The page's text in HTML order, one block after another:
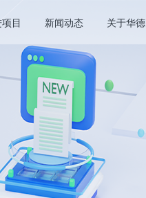
目 新闻动态 关于华德